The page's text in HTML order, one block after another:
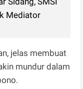
Mediator
jelas membuat
mundur dalam